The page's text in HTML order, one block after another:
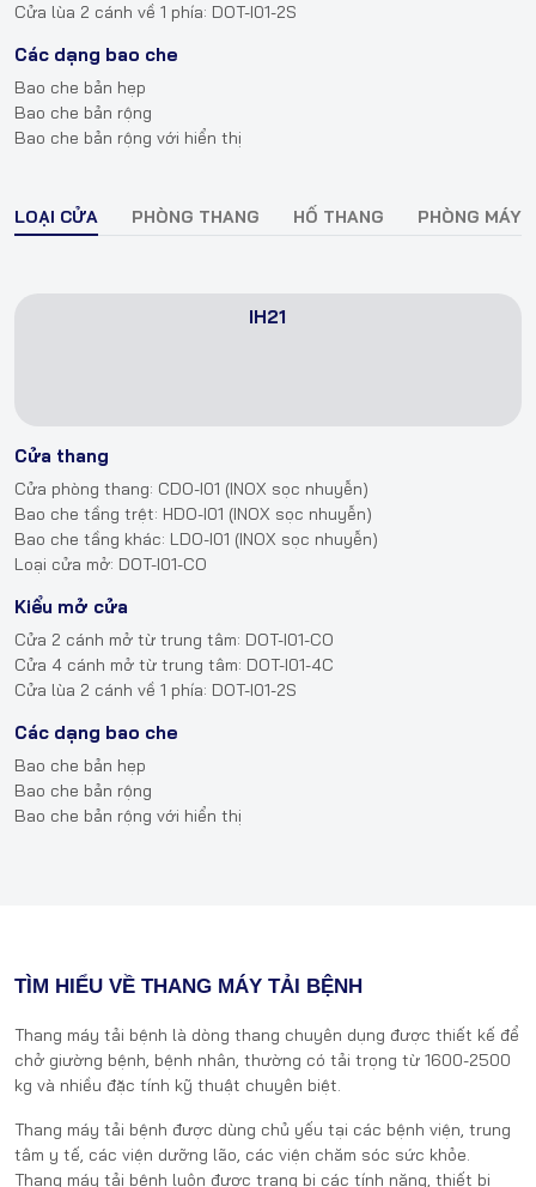
Cửa lùa 2 cánh về 1 phía: DOT-I01-2S
Các dạng bao che
Bao che bản hẹp
Bao che bản rộng
Bao che bản rộng với hiển thị
LOẠI CỬA PHÒNG THANG HỐ THANG PHÒNG MÁY
IH21
Cửa thang
Cửa phòng thang: CDO-I01 (INOX sọc nhuyễn)
Bao che tầng trệt: HDO-I01 (INOX sọc nhuyễn)
Bao che tầng khác: LDO-I01 (INOX sọc nhuyễn)
Loại cửa mở: DOT-I01-CO
Kiểu mở cửa
Cửa 2 cánh mở từ trung tâm: DOT-I01-CO
Cửa 4 cánh mở từ trung tâm: DOT-I01-4C
Cửa lùa 2 cánh về 1 phía: DOT-I01-2S
Các dạng bao che
Bao che bản hẹp
Bao che bản rộng
Bao che bản rộng với hiển thị
TÌM HIỂU VỀ THANG MÁY TẢI BỆNH
Thang máy tải bệnh là dòng thang chuyên dụng được thiết kế để
chở giường bệnh, bệnh nhân, thường có tải trọng từ 1600-2500
kg và nhiều đặc tính kỹ thuật chuyên biệt.
Thang máy tải bệnh được dùng chủ yếu tại các bệnh viện, trung
tâm y tế, các viện dưỡng lão, các viện chăm sóc sức khỏe.
Thang máy tải bệnh luôn được trang bị các tính năng, thiết bị